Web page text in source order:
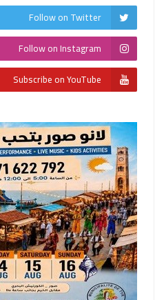
Follow on Twitter
Follow on Instagram
Subscribe on YouTube